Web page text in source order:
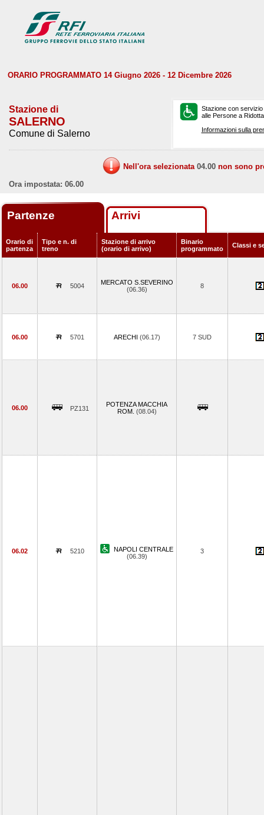
ORARIO PROGRAMMATO 14 Giugno 2026 - 12 Dicembre 2026
Stazione di
SALERNO
Comune di Salerno
Stazione con
alle Persone a
Informazioni sulla
Nell'ora selezionata 04.00 non sono
Ora impostata: 06.00
Partenze Arrivi
Orario di
partenza
Tipo e n. di
treno
Stazione di arrivo
(orario di arrivo)
Binario
programmato
Classi e
06.00 5004
MERCATO S.SEVERINO
(06.36)
8
06.00 5701 ARECHI (06.17) 7 SUD
06.00 PZ131
POTENZA MACCHIA
ROM. (08.04)
06.02 5210
NAPOLI CENTRALE
(06.39)
3